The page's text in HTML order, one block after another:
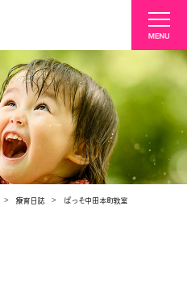
療育日誌
ぱっそ中田本町教室